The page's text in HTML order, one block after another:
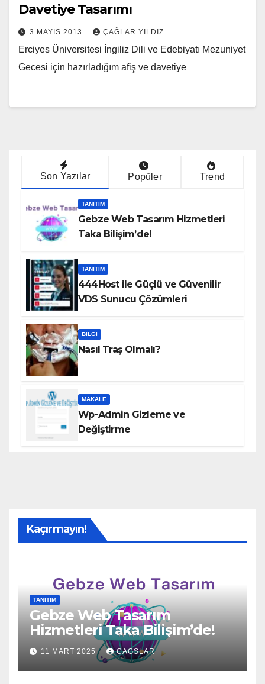
Davetiye Tasarımı
3 MAYIS 2013 ÇAĞLAR YILDIZ
Erciyes Üniversitesi İngiliz Dili ve Edebiyatı Mezuniyet
Gecesi için hazırladığım afiş ve davetiye
Son Yazılar Popüler Trend
TANITIM
Gebze Web Tasarım Hizmetleri
Taka Bilişim’de!
TANITIM
444Host ile Güçlü ve Güvenilir
VDS Sunucu Çözümleri
BILGI
Nasıl Traş Olmalı?
MAKALE
Wp-Admin Gizleme ve
Değiştirme
Kaçırmayın!
TANITIM
Gebze Web Tasarım
Hizmetleri Taka Bilişim’de!
11 MART 2025 CAGSLAR